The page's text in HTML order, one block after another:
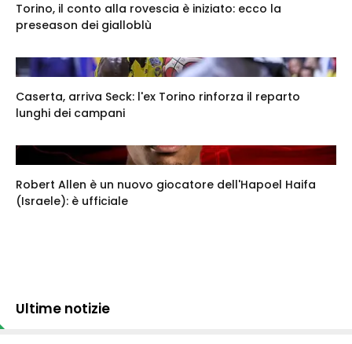
Torino, il conto alla rovescia è iniziato: ecco la
preseason dei gialloblù
Caserta, arriva Seck: l'ex Torino rinforza il reparto
lunghi dei campani
Robert Allen è un nuovo giocatore dell'Hapoel Haifa
(Israele): è ufficiale
Ultime notizie